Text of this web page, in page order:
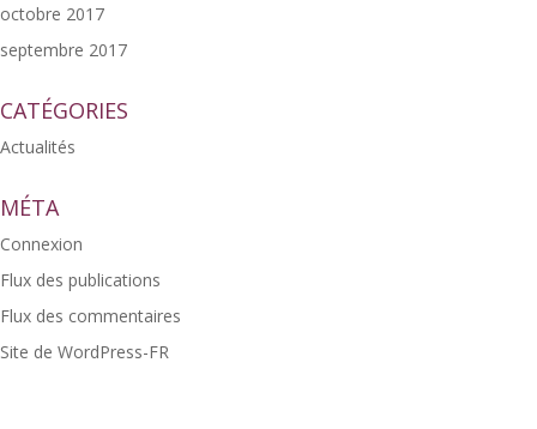
octobre 2017
septembre 2017
CATÉGORIES
Actualités
MÉTA
Connexion
Flux des publications
Flux des commentaires
Site de WordPress-FR